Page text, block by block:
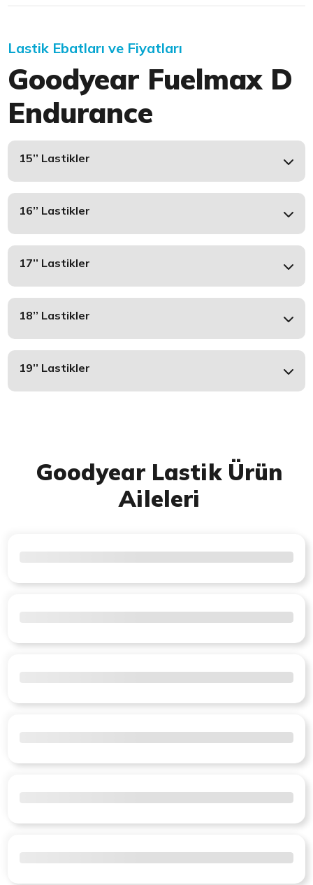
Lastik Ebatları ve Fiyatları
Goodyear Fuelmax D
Endurance
15’’ Lastikler
16’’ Lastikler
17’’ Lastikler
18’’ Lastikler
19’’ Lastikler
Goodyear Lastik Ürün
Aileleri